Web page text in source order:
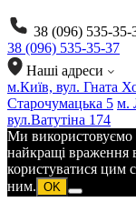
38 (096) 535-35-
38 (096) 535-35-37
Наші адреси
м.Київ, вул. Гната
Старочумацька 5 м.
вул.Ватутіна 174
Ми використовуємо
найкращі враження
користуватися цим
ним. OK